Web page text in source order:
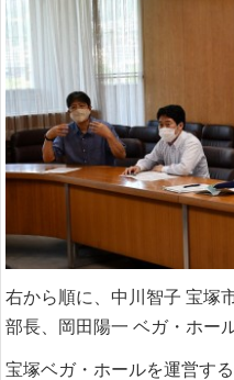
右から順に、中川智子 宝塚
部長、岡田陽一 ベガ・ホー
宝塚ベガ・ホールを運営す